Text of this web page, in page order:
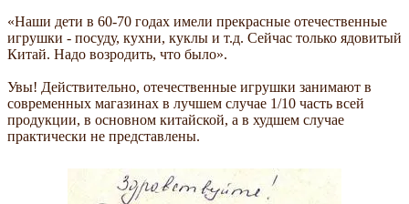
«Наши дети в 60-70 годах имели прекрасные отечественные
игрушки - посуду, кухни, куклы и т.д. Сейчас только ядовитый
Китай. Надо возродить, что было».
Увы! Действительно, отечественные игрушки занимают в
современных магазинах в лучшем случае 1/10 часть всей
продукции, в основном китайской, а в худшем случае
практически не представлены.